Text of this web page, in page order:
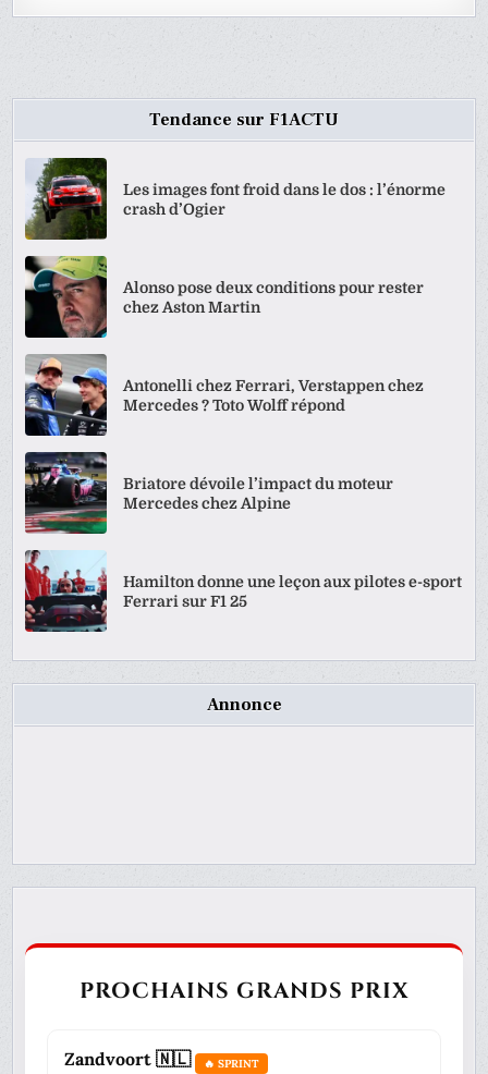
Tendance sur F1ACTU
Les images font froid dans le dos : l’énorme
crash d’Ogier
Alonso pose deux conditions pour rester
chez Aston Martin
Antonelli chez Ferrari, Verstappen chez
Mercedes ? Toto Wolff répond
Briatore dévoile l’impact du moteur
Mercedes chez Alpine
Hamilton donne une leçon aux pilotes e-sport
Ferrari sur F1 25
Annonce
PROCHAINS GRANDS PRIX
Zandvoort 🇳🇱 🔥 SPRINT